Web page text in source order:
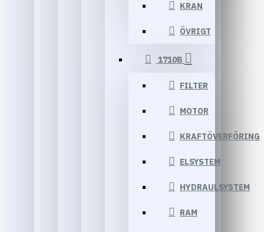
KRAN
ÖVRIGT
1710B
FILTER
MOTOR
KRAFTÖVERFÖRING
ELSYSTEM
HYDRAULSYSTEM
RAM